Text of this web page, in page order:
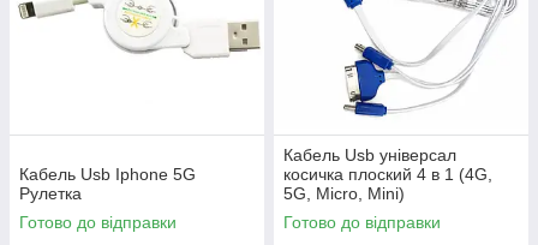
Кабель Usb Iphone 5G
Рулетка
Готово до відправки
Кабель Usb універсал
косичка плоский 4 в 1 (4G,
5G, Micro, Mini)
Готово до відправки